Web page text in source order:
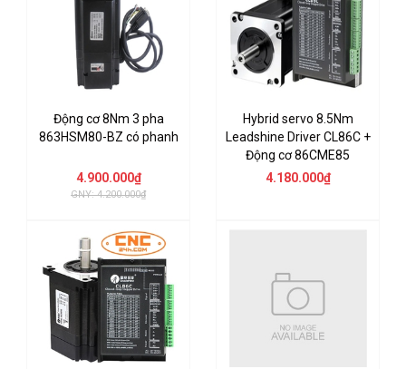
Động cơ 8Nm 3 pha
863HSM80-BZ có phanh
4.900.000₫
GNY: 4.200.000₫
Hybrid servo 8.5Nm
Leadshine Driver CL86C +
Động cơ 86CME85
4.180.000₫